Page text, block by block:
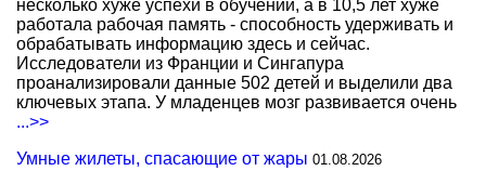
несколько хуже успехи в обучении, а в 10,5 лет хуже
работала рабочая память - способность удерживать и
обрабатывать информацию здесь и сейчас.
Исследователи из Франции и Сингапура
проанализировали данные 502 детей и выделили два
ключевых этапа. У младенцев мозг развивается очень
...>>
Умные жилеты, спасающие от жары 01.08.2026